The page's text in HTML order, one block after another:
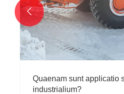
Quaenam sunt applicatio
industrialium?
